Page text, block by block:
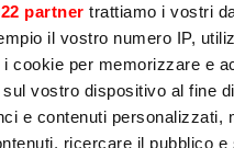
partner trattiamo i vostri
il vostro numero IP,
cookie per memorizzare e
vostro dispositivo al fine di
e contenuti personalizzati,
ricercare il pubblico e